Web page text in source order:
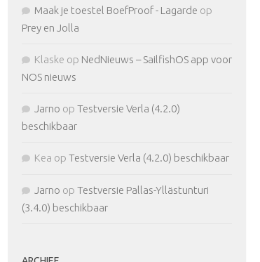
Maak je toestel BoefProof - Lagarde op
Prey en Jolla
Klaske op NedNieuws – SailfishOS app voor
NOS nieuws
Jarno op Testversie Verla (4.2.0)
beschikbaar
Kea op Testversie Verla (4.2.0) beschikbaar
Jarno op Testversie Pallas-Yllästunturi
(3.4.0) beschikbaar